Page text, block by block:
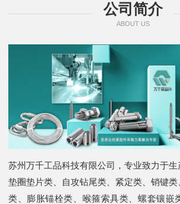
公司简介
ABOUT US
苏州万千工品科技有限公司，专业致力于生
垫圈垫片类、自攻钻尾类、紧定类、销键
类、膨胀锚栓类、喉箍索具类、螺套镶嵌